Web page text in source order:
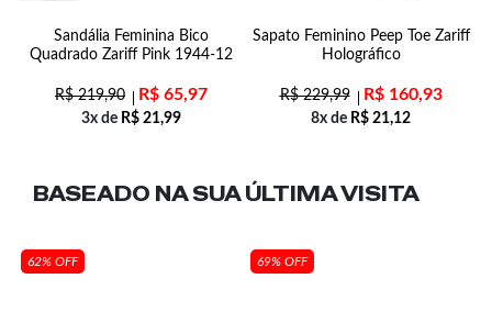
Sandália Feminina Bico
Quadrado Zariff Pink 1944-12
R$219,90 R$ 65,97
3x de R$ 21,99
Sapato Feminino Peep Toe Zariff
Holográfico
R$229,99 R$160,93
8x de R$ 21,12
BASEADO NA SUAÚLTIMA VISITA
62% OFF 69% OFF